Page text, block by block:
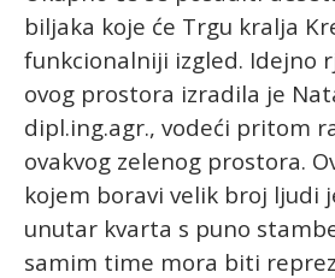
biljaka koje će Trgu kralja
funkcionalniji izgled. Idejno
ovog prostora izradila je
dipl.ing.agr., vodeći pritom
ovakvog zelenog prostora.
kojem boravi velik broj ljudi
unutar kvarta s puno
samim time mora biti